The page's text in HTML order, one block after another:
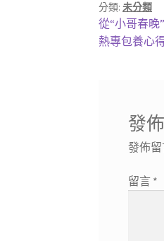
分類:未分類
文
章
上
一
從“小哥春晚
下
熱專包養心
發
發佈
留言 *